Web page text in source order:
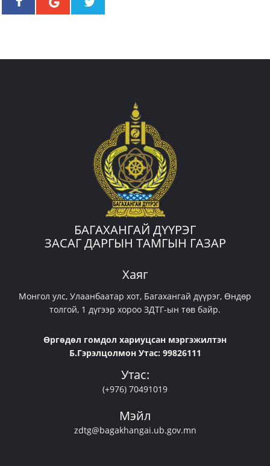
БАГАХАНГАЙ ДҮҮРЭГ
ЗАСАГ ДАРГЫН ТАМГЫН ГАЗАР
Хаяг
Монгол улс, Улаанбаатар хот, Багахангай дүүрэг, Өндөр
толгой, 1 дүгээр хороо ЗДТГ-ын төв байр.
Өргөдөл гомдол хариуцсан мэргэжилтэн
Б.Гэрэлцолмон Утас: 99826111
Утас:
(+976) 70491019
Мэйл
zdtg@bagakhangai.ub.gov.mn